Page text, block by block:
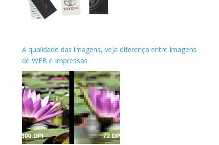
A qualidade das imagens, veja diferença entre imagens
de WEB e Impressas